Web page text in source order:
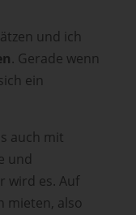
und ich
. Gerade wenn
ein
auch mit
und
wird es. Auf
mieten, also